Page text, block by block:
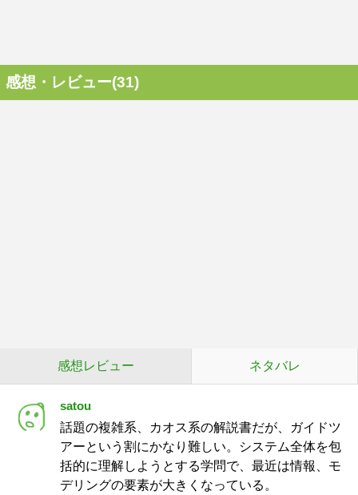
感想・レビュー(31)
感想レビュー ネタバレ
satou
話題の複雑系、カオス系の解説書だが、ガイドツ
アーという割にかなり難しい。システム全体を包
括的に理解しようとする学問で、最近は情報、モ
デリングの要素が大きくなっている。